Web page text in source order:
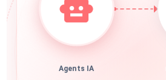
Agents IA